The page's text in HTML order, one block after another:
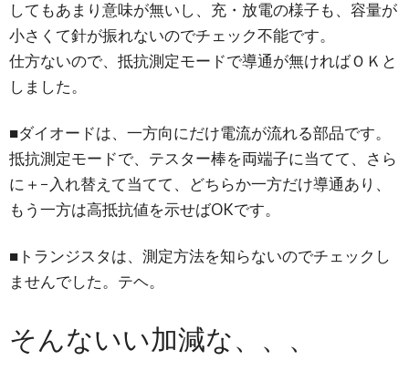
してもあまり意味が無いし、充・放電の様子も、容量が
小さくて針が振れないのでチェック不能です。
仕方ないので、抵抗測定モードで導通が無ければＯＫと
しました。
■ダイオードは、一方向にだけ電流が流れる部品です。
抵抗測定モードで、テスター棒を両端子に当てて、さら
に＋−入れ替えて当てて、どちらか一方だけ導通あり、
もう一方は高抵抗値を示せばOKです。
■トランジスタは、測定方法を知らないのでチェックし
ませんでした。テヘ。
そんないい加減な、、、